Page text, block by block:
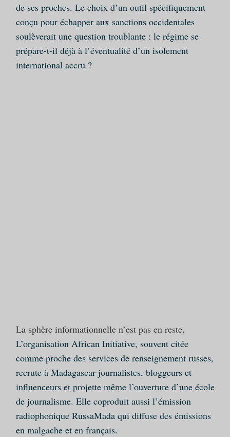
de ses proches. Le choix d’un outil spécifiquement
conçu pour échapper aux sanctions occidentales
soulèverait une question troublante : le régime se
prépare-t-il déjà à l’éventualité d’un isolement
international accru ?
La sphère informationnelle n’est pas en reste.
L’organisation African Initiative, souvent citée
comme proche des services de renseignement russes,
recrute à Madagascar journalistes, bloggeurs et
influenceurs et projette même l’ouverture d’une école
de journalisme. Elle coproduit aussi l’émission
radiophonique RussaMada qui diffuse des émissions
en malgache et en français.